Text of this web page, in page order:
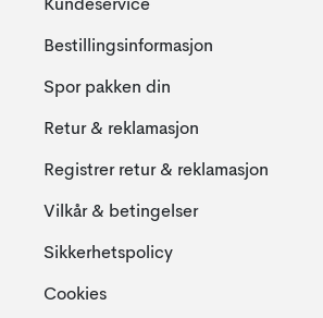
Kundeservice
Bestillingsinformasjon
Spor pakken din
Retur & reklamasjon
Registrer retur & reklamasjon
Vilkår & betingelser
Sikkerhetspolicy
Cookies